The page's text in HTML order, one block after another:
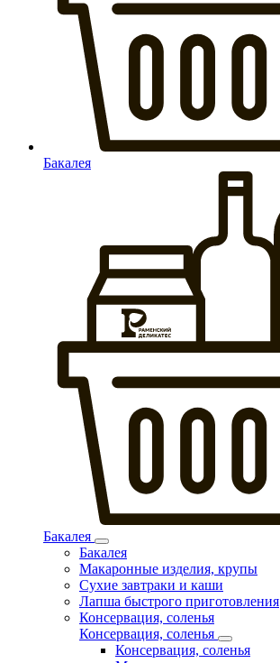
Бакалея
Бакалея
Бакалея
Макаронные изделия, крупы
Сухие завтраки и каши
Лапша быстрого приготовления
Консервация, соленья
Консервация, соленья
Консервация, соленья